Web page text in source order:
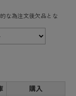
な為注文後欠品とな
購入